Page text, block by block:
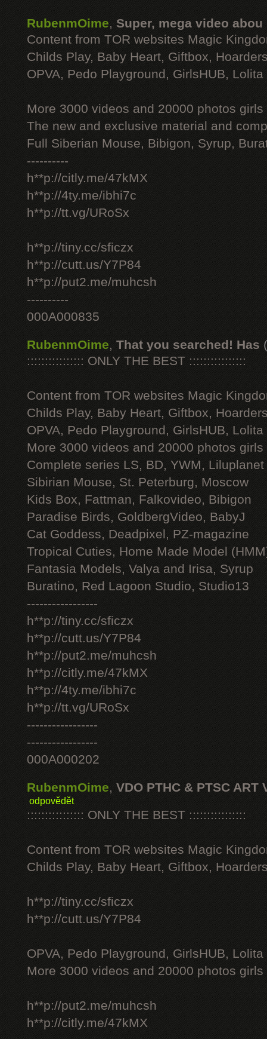
RubenmOime, Super, mega video abou
Content from TOR websites Magic
Childs Play, Baby Heart, Giftbox,
OPVA, Pedo Playground, GirlsHUB, Lolita
More 3000 videos and 20000 photos
The new and exclusive material and
Full Siberian Mouse, Bibigon, Syrup,
----------
h**p://citly.me/47kMX
h**p://4ty.me/ibhi7c
h**p://tt.vg/URoSx
h**p://tiny.cc/sficzx
h**p://cutt.us/Y7P84
h**p://put2.me/muhcsh
----------
000A000835
RubenmOime, That you searched! Has
:::::::::::::::: ONLY THE BEST ::::::::::::::::
Content from TOR websites Magic
Childs Play, Baby Heart, Giftbox,
OPVA, Pedo Playground, GirlsHUB, Lolita
More 3000 videos and 20000 photos
Complete series LS, BD, YWM, Liluplanet
Sibirian Mouse, St. Peterburg, Moscow
Kids Box, Fattman, Falkovideo, Bibigon
Paradise Birds, GoldbergVideo, BabyJ
Cat Goddess, Deadpixel, PZ-magazine
Tropical Cuties, Home Made Model
Fantasia Models, Valya and Irisa, Syrup
Buratino, Red Lagoon Studio, Studio13
-----------------
h**p://tiny.cc/sficzx
h**p://cutt.us/Y7P84
h**p://put2.me/muhcsh
h**p://citly.me/47kMX
h**p://4ty.me/ibhi7c
h**p://tt.vg/URoSx
-----------------
-----------------
000A000202
RubenmOime, VDO PTHC & PTSC ART
odpovědět
:::::::::::::::: ONLY THE BEST ::::::::::::::::
Content from TOR websites Magic
Childs Play, Baby Heart, Giftbox,
h**p://tiny.cc/sficzx
h**p://cutt.us/Y7P84
OPVA, Pedo Playground, GirlsHUB, Lolita
More 3000 videos and 20000 photos
h**p://put2.me/muhcsh
h**p://citly.me/47kMX